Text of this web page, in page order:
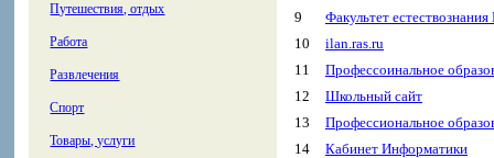
Путешествия, отдых
Работа
Развлечения
Спорт
Товары, услуги
9
Факультет
10
ilan.ras.ru
11
Профессоинальное
12
Школьный сайт
13
Профессиональное
14
Кабинет Информатики